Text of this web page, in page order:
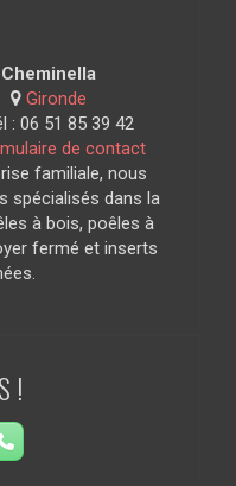
Cheminella
Gironde
: 06 51 85 39 42
de contact
familiale, nous
spécialisés dans la
à bois, poêles à
fermé et inserts
!